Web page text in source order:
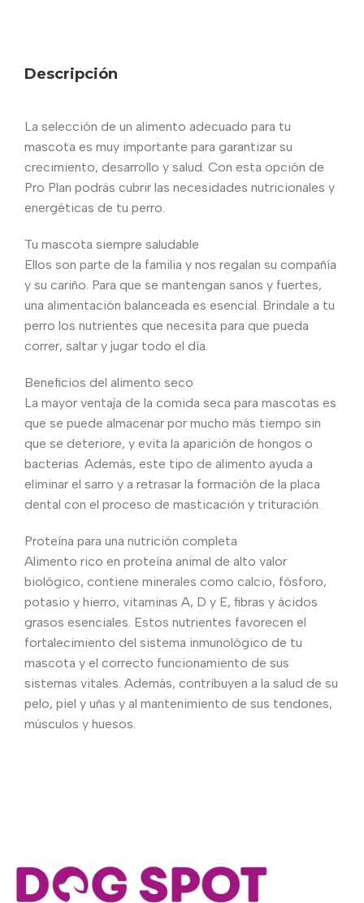
Descripción
La selección de un alimento adecuado para tu
mascota es muy importante para garantizar su
crecimiento, desarrollo y salud. Con esta opción de
Pro Plan podrás cubrir las necesidades nutricionales y
energéticas de tu perro.
Tu mascota siempre saludable
Ellos son parte de la familia y nos regalan su compañía
y su cariño. Para que se mantengan sanos y fuertes,
una alimentación balanceada es esencial. Brindale a tu
perro los nutrientes que necesita para que pueda
correr, saltar y jugar todo el día.
Beneficios del alimento seco
La mayor ventaja de la comida seca para mascotas es
que se puede almacenar por mucho más tiempo sin
que se deteriore, y evita la aparición de hongos o
bacterias. Además, este tipo de alimento ayuda a
eliminar el sarro y a retrasar la formación de la placa
dental con el proceso de masticación y trituración.
Proteína para una nutrición completa
Alimento rico en proteína animal de alto valor
biológico, contiene minerales como calcio, fósforo,
potasio y hierro, vitaminas A, D y E, fibras y ácidos
grasos esenciales. Estos nutrientes favorecen el
fortalecimiento del sistema inmunológico de tu
mascota y el correcto funcionamiento de sus
sistemas vitales. Además, contribuyen a la salud de su
pelo, piel y uñas y al mantenimiento de sus tendones,
músculos y huesos.